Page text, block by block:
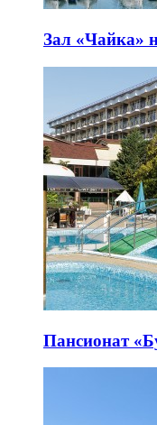
Зал «Чайка»
Пансионат